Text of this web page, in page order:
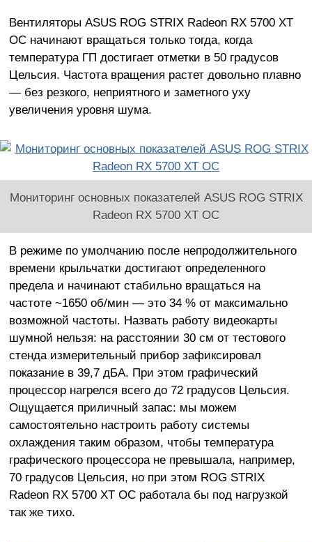
Вентиляторы ASUS ROG STRIX Radeon RX 5700 XT
OC начинают вращаться только тогда, когда
температура ГП достигает отметки в 50 градусов
Цельсия. Частота вращения растет довольно плавно
— без резкого, неприятного и заметного уху
увеличения уровня шума.
Мониторинг основных показателей ASUS ROG STRIX
Radeon RX 5700 XT OC
В режиме по умолчанию после непродолжительного
времени крыльчатки достигают определенного
предела и начинают стабильно вращаться на
частоте ~1650 об/мин — это 34 % от максимально
возможной частоты. Назвать работу видеокарты
шумной нельзя: на расстоянии 30 см от тестового
стенда измерительный прибор зафиксировал
показание в 39,7 дБА. При этом графический
процессор нагрелся всего до 72 градусов Цельсия.
Ощущается приличный запас: мы можем
самостоятельно настроить работу системы
охлаждения таким образом, чтобы температура
графического процессора не превышала, например,
70 градусов Цельсия, но при этом ROG STRIX
Radeon RX 5700 XT OC работала бы под нагрузкой
так же тихо.